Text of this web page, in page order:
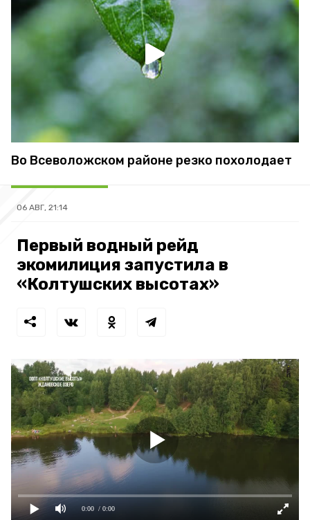
Во Всеволожском районе резко похолодает
06 АВГ, 21:14
Первый водный рейд
экомилиция запустила в
«Колтушских высотах»
0:00 / 0:00